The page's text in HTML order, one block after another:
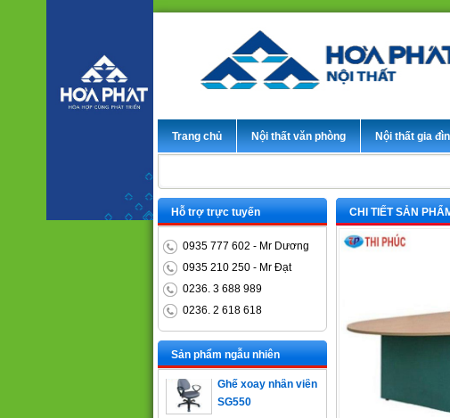
Trang chủ Nội thất văn phòng Nội thất gia
CHI TIẾT SẢN
Hỗ trợ trực tuyến
0935 777 602 - Mr Dương
0935 210 250 - Mr Đạt
0236. 3 688 989
0236. 2 618 618
Sản phẩm ngẫu nhiên
ET1400D
Ghế xoay nhân viên
SG550